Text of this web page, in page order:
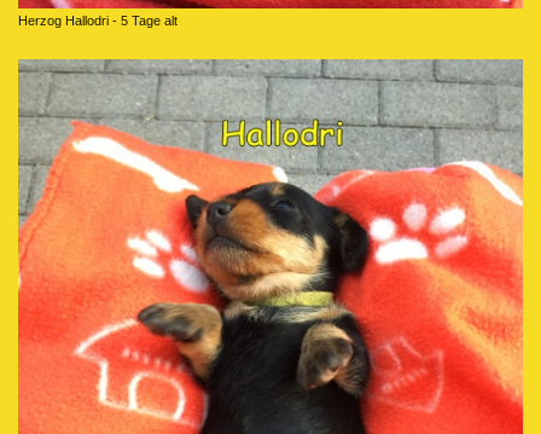
Herzog Hallodri - 5 Tage alt